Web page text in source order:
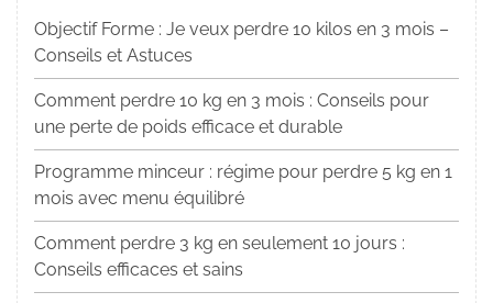
Objectif Forme : Je veux perdre 10 kilos en 3 mois –
Conseils et Astuces
Comment perdre 10 kg en 3 mois : Conseils pour
une perte de poids efficace et durable
Programme minceur : régime pour perdre 5 kg en 1
mois avec menu équilibré
Comment perdre 3 kg en seulement 10 jours :
Conseils efficaces et sains